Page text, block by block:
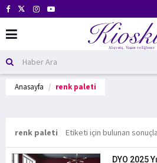
Anasayfa renk paleti
renk paleti Etiketi için bulunan
DYO 2025